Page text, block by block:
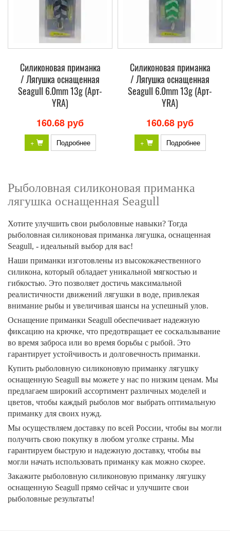
Силиконовая приманка
/ Лягушка оснащенная
Seagull 6.0mm 13g (Арт-
YRA)
160.68 руб
+ Подробнее
Силиконовая приманка
/ Лягушка оснащенная
Seagull 6.0mm 13g (Арт-
YRA)
160.68 руб
+ Подробнее
Рыболовная силиконовая приманка
лягушка оснащенная Seagull
Хотите улучшить свои рыболовные навыки? Тогда
рыболовная силиконовая приманка лягушка, оснащенная
Seagull, - идеальный выбор для вас!
Наши приманки изготовлены из высококачественного
силикона, который обладает уникальной мягкостью и
гибкостью. Это позволяет достичь максимальной
реалистичности движений лягушки в воде, привлекая
внимание рыбы и увеличивая шансы на успешный улов.
Оснащение приманки Seagull обеспечивает надежную
фиксацию на крючке, что предотвращает ее соскальзывание
во время заброса или во время борьбы с рыбой. Это
гарантирует устойчивость и долговечность приманки.
Купить рыболовную силиконовую приманку лягушку
оснащенную Seagull вы можете у нас по низким ценам. Мы
предлагаем широкий ассортимент различных моделей и
цветов, чтобы каждый рыболов мог выбрать оптимальную
приманку для своих нужд.
Мы осуществляем доставку по всей России, чтобы вы могли
получить свою покупку в любом уголке страны. Мы
гарантируем быструю и надежную доставку, чтобы вы
могли начать использовать приманку как можно скорее.
Закажите рыболовную силиконовую приманку лягушку
оснащенную Seagull прямо сейчас и улучшите свои
рыболовные результаты!